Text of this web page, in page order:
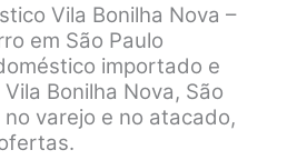
Vila Bonilha Nova –
em São Paulo
importado e
Bonilha Nova, São
varejo e no atacado,